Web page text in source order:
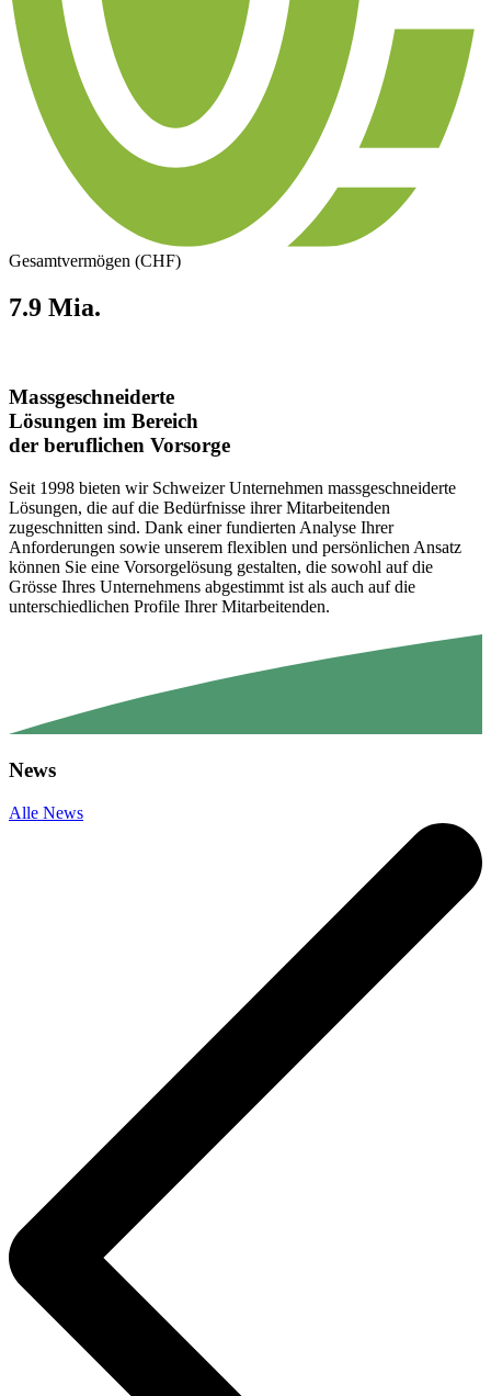
Gesamtvermögen (CHF)
7.9 Mia.
Massgeschneiderte
Lösungen im Bereich
der beruflichen Vorsorge
Seit 1998 bieten wir Schweizer Unternehmen massgeschneiderte
Lösungen, die auf die Bedürfnisse ihrer Mitarbeitenden
zugeschnitten sind. Dank einer fundierten Analyse Ihrer
Anforderungen sowie unserem flexiblen und persönlichen Ansatz
können Sie eine Vorsorgelösung gestalten, die sowohl auf die
Grösse Ihres Unternehmens abgestimmt ist als auch auf die
unterschiedlichen Profile Ihrer Mitarbeitenden.
News
Alle News